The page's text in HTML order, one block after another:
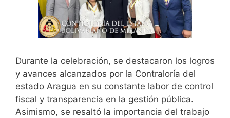
Durante la celebración, se destacaron los logros
y avances alcanzados por la Contraloría del
estado Aragua en su constante labor de control
fiscal y transparencia en la gestión pública.
Asimismo, se resaltó la importancia del trabajo